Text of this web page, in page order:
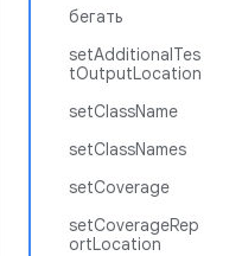
бегать
setAdditionalTes
tOutputLocation
setClassName
setClassNames
setCoverage
setCoverageRep
ortLocation